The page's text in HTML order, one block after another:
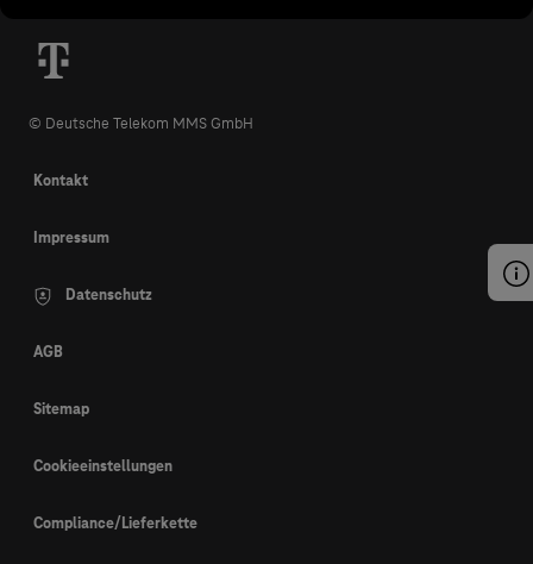
© Deutsche Telekom MMS GmbH
Kontakt
Impressum
Datenschutz
AGB
Sitemap
Cookieeinstellungen
Compliance/Lieferkette